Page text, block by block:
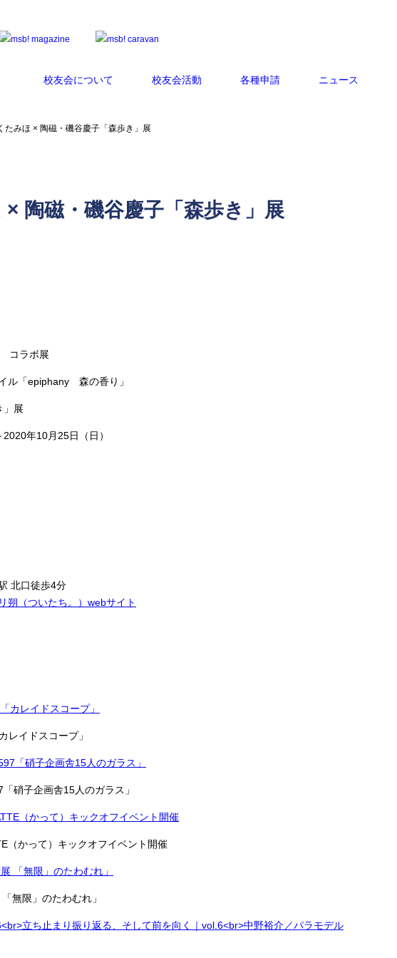
校友会について 校友会活動 各種申請 ニュース
たみほ × 陶磁・磯谷慶子「森歩き」展
陶磁・磯谷慶子「森歩き」展
コラボ展
ル「epiphany 森の香り」
」展
年10月25日（日）
北口徒歩4分
（ついたち。）webサイト
レイドスコープ」
硝子企画舎15人のガラス」
（かって）キックオフイベント開催
無限」のたわむれ」